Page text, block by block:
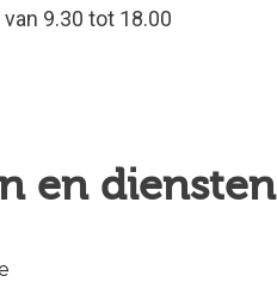
9.30 tot 18.00
en diensten